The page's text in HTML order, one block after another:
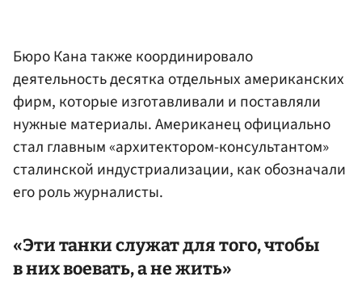
Бюро Кана также координировало
деятельность десятка отдельных американских
фирм, которые изготавливали и поставляли
нужные материалы. Американец официально
стал главным «архитектором-консультантом»
сталинской индустриализации, как обозначали
его роль журналисты.
«Эти танки служат для того, чтобы
в них воевать, а не жить»